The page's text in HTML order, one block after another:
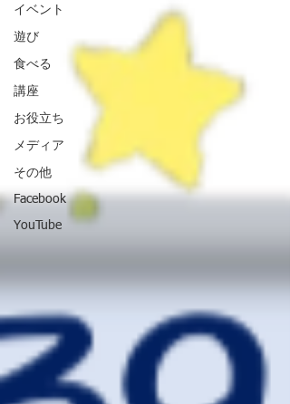
イベント
遊び
食べる
講座
お役立ち
メディア
その他
Facebook
YouTube